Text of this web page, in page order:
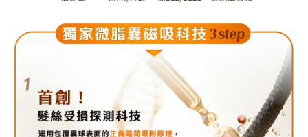
權轉讓予恩沛科技股份有限公司。
２．關於個人資料處理事宜，請瀏覽以下網址：
３．未成年的使用者請事先徵得法定代理人或監護人之同意方可使用
「AFTEE先享後付」，若未經同意申辦者引起之損失，本公司不負相關責
任。
４．使用「AFTEE先享後付」時，將依據個別帳號之用戶狀況，依本公司即
時審查核予不同之上限額度；若仍有額度不足之情形，本公司將視審查結果
請求用戶進行身份認證。
每筆NT$90，滿NT$1,000(含以上)免運費
每筆NT$90，滿NT$1,000(含以上)免運費
付款後7-11取貨
每筆NT$90，滿NT$1,000(含以上)免運費